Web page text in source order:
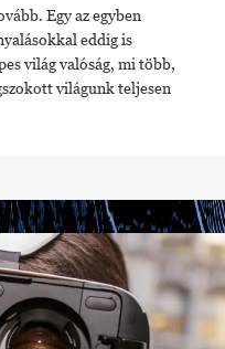
Egy az egyben
eddig is
világ valóság, mi több,
világunk teljesen